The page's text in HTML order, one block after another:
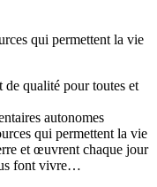
qui permettent la vie
qualité pour toutes et
autonomes
qui permettent la vie
et œuvrent chaque jour
font vivre…